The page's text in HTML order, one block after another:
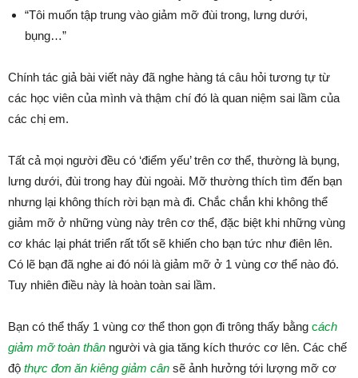
“Tôi muốn tập trung vào giảm mỡ đùi trong, lưng dưới,
bụng…”
Chính tác giả bài viết này đã nghe hàng tá câu hỏi tương tự từ
các học viên của mình và thậm chí đó là quan niệm sai lầm của
các chị em.
Tất cả mọi người đều có ‘điểm yếu’ trên cơ thể, thường là bụng,
lưng dưới, đùi trong hay đùi ngoài. Mỡ thường thích tìm đến bạn
nhưng lại không thích rời bạn mà đi. Chắc chắn khi không thể
giảm mỡ ở những vùng này trên cơ thể, đặc biệt khi những vùng
cơ khác lại phát triển rất tốt sẽ khiến cho bạn tức như điên lên.
Có lẽ bạn đã nghe ai đó nói là giảm mỡ ở 1 vùng cơ thể nào đó.
Tuy nhiên điều này là hoàn toàn sai lầm.
Bạn có thể thấy 1 vùng cơ thể thon gọn đi trông thấy bằng cách
giảm mỡ toàn thân người và gia tăng kích thước cơ lên. Các chế
độ thực đơn ăn kiêng giảm cân sẽ ảnh hưởng tới lượng mỡ cơ